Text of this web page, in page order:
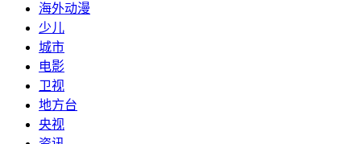
海外动漫
少儿
城市
电影
卫视
地方台
央视